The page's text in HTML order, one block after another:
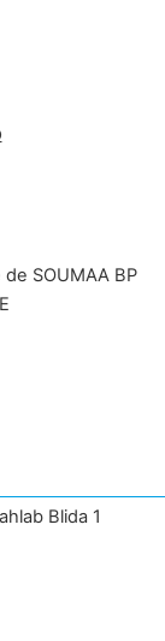
SOUMAA BP
Blida 1